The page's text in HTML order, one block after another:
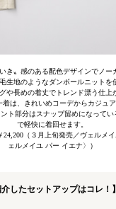
き〟感のある配色デザインでノー
生地のようなダンボールニットを
や長めの着丈でトレンド漂う仕上
着は、きれいめコーデからカジュ
ト部分はスナップ留めになって
で軽快に着回せます。
24,200（３月上旬発売／ヴェルメ
ェルメイユ パー イエナ〉）
介したセットアップはコレ！】